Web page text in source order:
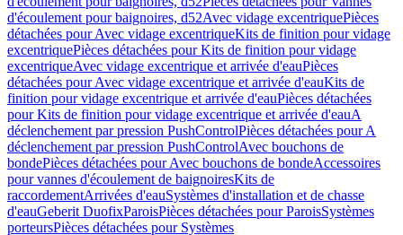
d'écoulement pour baignoires, d52Avec vidage excentriquePièces
détachées pour Avec vidage excentriqueKits de finition pour vidage
excentriquePièces détachées pour Kits de finition pour vidage
excentriqueAvec vidage excentrique et arrivée d'eauPièces
détachées pour Avec vidage excentrique et arrivée d'eauKits de
finition pour vidage excentrique et arrivée d'eauPièces détachées
pour Kits de finition pour vidage excentrique et arrivée d'eauA
déclenchement par pression PushControlPièces détachées pour A
déclenchement par pression PushControlAvec bouchons de
bondePièces détachées pour Avec bouchons de bondeAccessoires
pour vannes d'écoulement de baignoiresKits de
raccordementArrivées d'eauSystèmes d'installation et de chasse
d'eauGeberit DuofixParoisPièces détachées pour ParoisSystèmes
porteursPièces détachées pour Systèmes